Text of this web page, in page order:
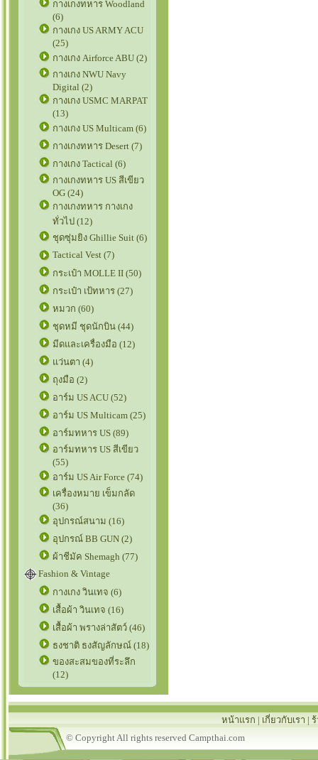
กางเกงทหาร Woodland
(6)
กางเกง US ARMY ACU
(25)
กางเกง Airforce ABU (2)
กางเกง NWU Navy
Digital (2)
กางเกง USMC MARPAT
(13)
กางเกง US Multicam (6)
กางเกงทหาร Desert (7)
กางเกง Tactical (6)
กางเกงทหาร US สีเขียว
OG (24)
กางเกงทหาร กางเกง
ทั่วไป (12)
ชุดซุ่มยิง Ghillie Suit (6)
Tactical Vest (7)
กระเป๋า MOLLE II (50)
กระเป๋า เป้ทหาร (27)
หมวก (60)
ชุดหมี ชุดนักบิน (44)
มีดและเครื่องมือ (12)
แว่นตา (4)
ถุงมือ (2)
อาร์ม US ACU (52)
อาร์ม US Multicam (25)
อาร์มทหาร US (89)
อาร์มทหาร US สีเขียว
(55)
อาร์ม US Air Force (74)
เครื่องหมาย เข็มกลัด
(36)
อุปกรณ์สนาม (16)
อุปกรณ์ BB GUN (2)
ผ้าชีมัค Shemagh (77)
Fashion & Vintage
กางเกง วินเทจ (6)
เสื้อผ้า วินเทจ (16)
เสื้อผ้า พรางล่าสัตว์ (46)
ธงชาติ ธงสัญลักษณ์ (18)
ของสะสมของที่ระลึก
(12)
หน้าแรก | เกี่ยวกับเรา |
© Copyright All rights reserved Campthai.com